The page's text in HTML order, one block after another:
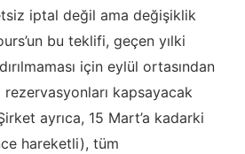
iptal değil ama değişiklik
bu teklifi, geçen yılki
için eylül ortasından
rezervasyonları kapsayacak
ayrıca, 15 Mart’a kadarki
hareketli), tüm